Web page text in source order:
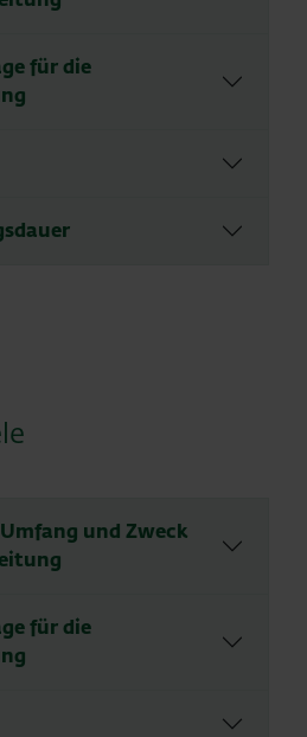
für die
und Zweck
für die